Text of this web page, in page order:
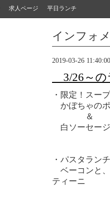
求人ページ 平日ランチ
インフォ
2019-03-26 11:40:00
3/26～の
・限定！スー
かぼちゃの
＆
白ソーセー
・パスタランチ
ベーコンと
ティーニ